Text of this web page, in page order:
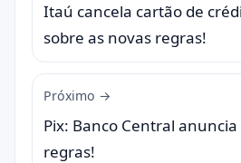
Itaú cancela cartão de
sobre as novas regras!
Próximo →
Pix: Banco Central
regras!